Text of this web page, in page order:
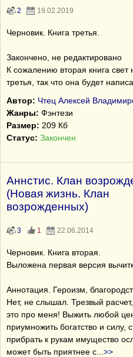
2 19.02.2019
Черновик. Книга третья.
Закончено, не редактировано
К сожалению вторая книга свет
третья, так что она будет
Автор: Чтец Алексей
Жанры: Фэнтези
Размер: 209 Кб
Статус: Закончен
Аннстис. Клан
(Новая жизнь. Клан
возрожденных)
3 1 22.06.2014
Черновик. Книга вторая.
Выложена первая версия
Аннотация. Героизм,
Нет, не слышал. Трезвый
это про меня! Выжить любой
приумножить богатство и силу,
прибрать к рукам имущество
может быть приятнее с
>>